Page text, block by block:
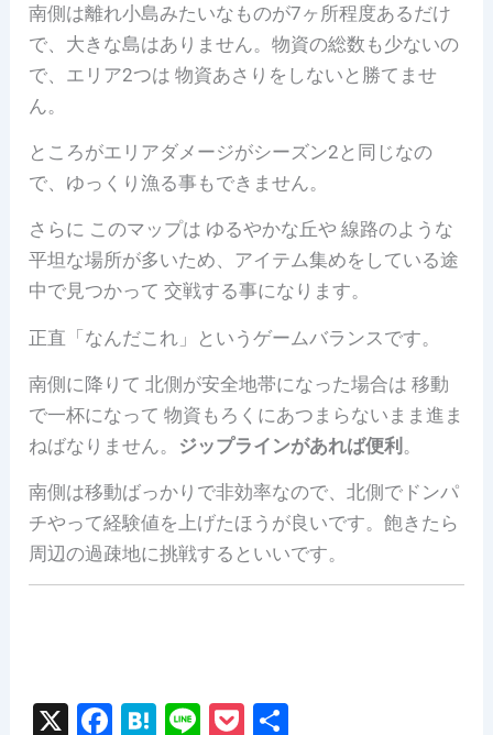
南側は離れ小島みたいなものが7ヶ所程度あるだけ
で、大きな島はありません。物資の総数も少ないの
で、エリア2つは 物資あさりをしないと勝てませ
ん。
ところがエリアダメージがシーズン2と同じなの
で、ゆっくり漁る事もできません。
さらに このマップは ゆるやかな丘や 線路のような
平坦な場所が多いため、アイテム集めをしている途
中で見つかって 交戦する事になります。
正直「なんだこれ」というゲームバランスです。
南側に降りて 北側が安全地帯になった場合は 移動
で一杯になって 物資もろくにあつまらないまま進ま
ねばなりません。 ジップラインがあれば便利 。
南側は移動ばっかりで非効率なので、北側でドンパ
チやって経験値を上げたほうが良いです。飽きたら
周辺の過疎地に挑戦するといいです。
X
F
H
Li
P